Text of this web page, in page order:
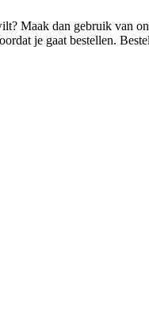
Maak dan gebruik van
je gaat bestellen.